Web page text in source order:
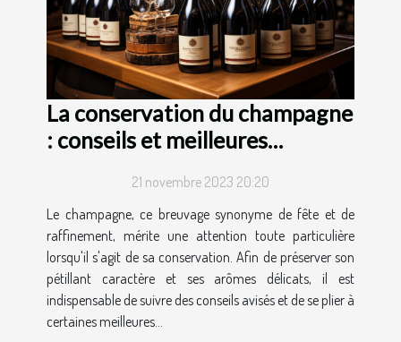
La conservation du champagne
: conseils et meilleures
21 novembre 2023 20:20
Le champagne, ce breuvage synonyme de fête et de
raffinement, mérite une attention toute particulière
lorsqu'il s'agit de sa conservation. Afin de préserver son
pétillant caractère et ses arômes délicats, il est
indispensable de suivre des conseils avisés et de se plier à
certaines meilleures...